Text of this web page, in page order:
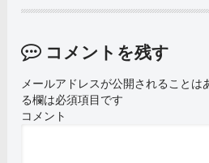
コメントを残す
メールアドレスが公開されることは
る欄は必須項目です
コメント